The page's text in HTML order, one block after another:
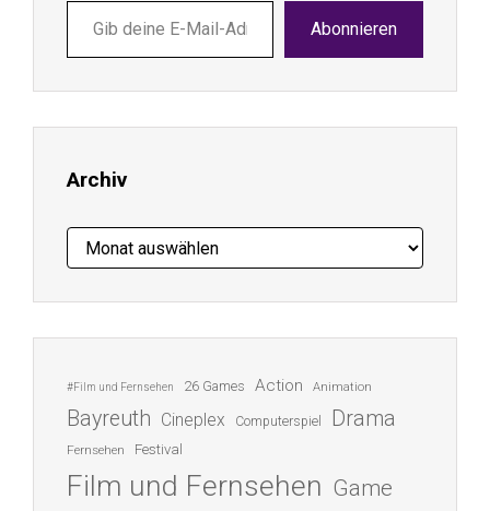
deine
E-
ein ...
Abonnieren
Archiv
Archiv
#Film und Fernsehen 26 Games Action Animation
Bayreuth Cineplex Computerspiel Drama
Fernsehen Festival
Film und Fernsehen Game